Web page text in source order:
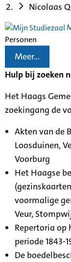
Nicolaas
Personen
Meer...
Hulp bij zoeken
Het Haags
zoekingang de
Akten van de
Loosduinen,
Voorburg
Het Haagse
voormalige
Veur,
Repertoria op
periode 1843-
De